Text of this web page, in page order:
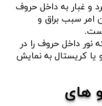
و غبار به داخل حروف
امر سبب براق و
نور داخل حروف را در
یا کریستال به نمایش
های